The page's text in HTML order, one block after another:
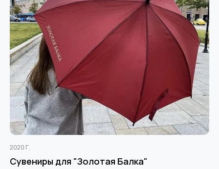
2020 Г.
Сувениры для "Золотая Балка"